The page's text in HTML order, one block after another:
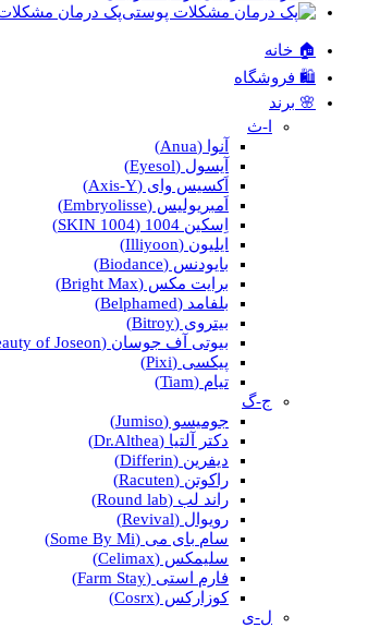
پک درمان
🏠 خانه
🛍️ فروشگاه
🌸 برند
ا-ث
آنوا (Anua)
آیسول (Eyesol)
اَکسیس وای (Axis-Y)
اَمبریولیس (Embryolisse)
اِسکین 1004 (SKIN 1004)
ایلیون (Illiyoon)
بایودنس (Biodance)
برایت مکس (Bright Max)
بلفامد (Belphamed)
بیتروی (Bitroy)
بیوتی آف جوسان (Beauty of Joseon)
پیکسی (Pixi)
تیام (Tiam)
ج-گ
جومیسو (Jumiso)
دکتر آلتیا (Dr.Althea)
دیفرین (Differin)
راکوتن (Racuten)
راند لب (Round lab)
رویوال (Revival)
سام بای می (Some By Mi)
سلیمکس (Celimax)
فارم استی (Farm Stay)
کوزارکس (Cosrx)
ل-ی